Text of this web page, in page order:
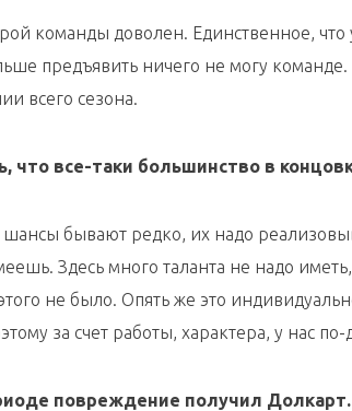
команды доволен. Единственное, что
предъявить ничего не могу команде.
всего сезона.
что все-таки большинство в
бывают редко, их надо
Здесь много таланта не надо
не было. Опять же это
за счет работы, характера, у нас по-
повреждение получил Долкарт.